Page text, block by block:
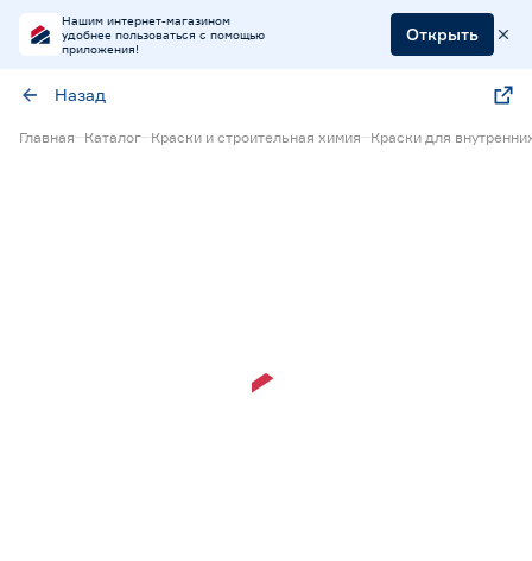
Нашим интернет-магазином
удобнее пользоваться с помощью
приложения!
Открыть
Назад
Главная Каталог Краски и строительная химия Краски для